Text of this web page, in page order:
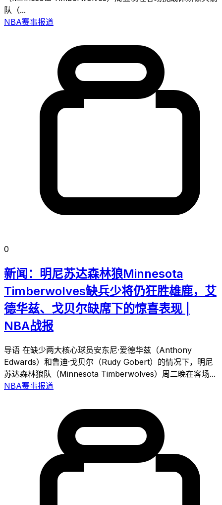
队（...
NBA赛事报道
0
新闻：明尼苏达森林狼Minnesota
Timberwolves缺兵少将仍狂胜雄鹿，艾
德华兹、戈贝尔缺席下的惊喜表现 |
NBA战报
导语 在缺少两大核心球员安东尼·爱德华兹（Anthony
Edwards）和鲁迪·戈贝尔（Rudy Gobert）的情况下，明尼
苏达森林狼队（Minnesota Timberwolves）周二晚在客场...
NBA赛事报道